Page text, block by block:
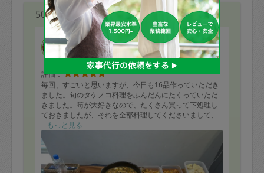
50代 女性より
トクさん
評価：
毎回、すごいと思いますが、今日も16品作っていただき
ました。旬のタケノコ料理をふんだんにたくっていただ
きました。筍が大好きなので、たくさん買って下処理し
ておきましたが、それを全部料理してくださいまして、
本当にありがたいです。
もっと見る